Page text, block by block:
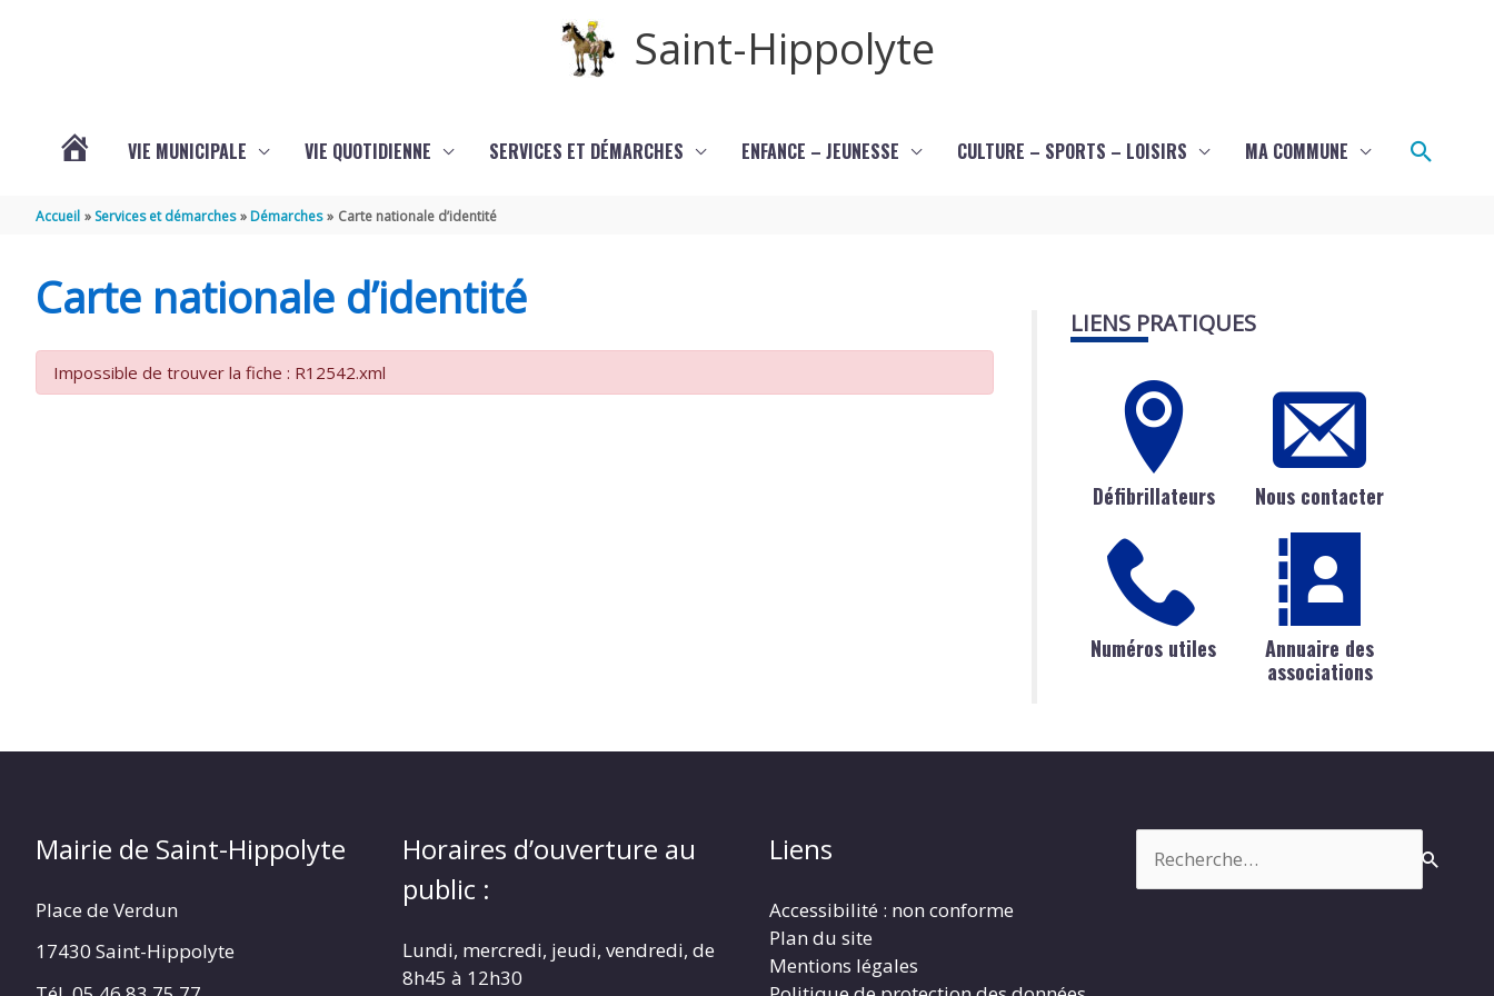
Saint-Hippolyte
SAINT-
VIE MUNICIPALE VIE QUOTIDIENNE SERVICES ET DÉMARCHES ENFANCE – JEUNESSE CULTURE – SPORTS – LOISIRS MA COMMUNE
Accueil Services et démarches Démarches Carte nationale d’identité
Carte nationale d’identité
Impossible de trouver la fiche : R12542.xml
LIENS PRATIQUES
Défibrillateurs Nous contacter
Numéros utiles
Annuaire des
associations
Mairie de Saint-Hippolyte
Place de Verdun
17430 Saint-Hippolyte
Horaires d’ouverture au
public :
Lundi, mercredi, jeudi, vendredi, de
8h45 à 12h30
Liens
Accessibilité : non conforme
Plan du site
Mentions légales